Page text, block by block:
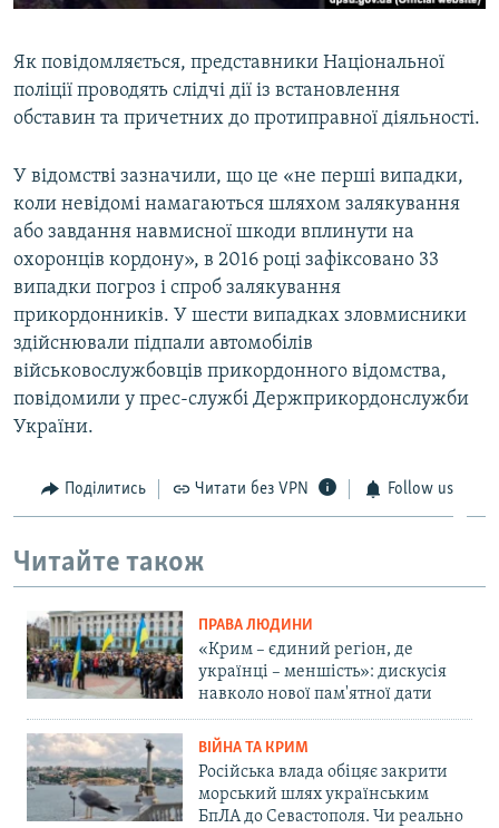
Як повідомляється, представники Національної
поліції проводять слідчі дії із встановлення
обставин та причетних до протиправної діяльності.
У відомстві зазначили, що це «не перші випадки,
коли невідомі намагаються шляхом залякування
або завдання навмисної шкоди вплинути на
охоронців кордону», в 2016 році зафіксовано 33
випадки погроз і спроб залякування
прикордонників. У шести випадках зловмисники
здійснювали підпали автомобілів
військовослужбовців прикордонного відомства,
повідомили у прес-службі Держприкордонслужби
України.
Поділитись Читати без VPN Follow us
Читайте також
ПРАВА ЛЮДИНИ
«Крим – єдиний регіон, де
українці – меншість»: дискусія
навколо нової пам'ятної дати
ВІЙНА ТА КРИМ
Російська влада обіцяє закрити
морський шлях українським
БпЛА до Севастополя. Чи реально